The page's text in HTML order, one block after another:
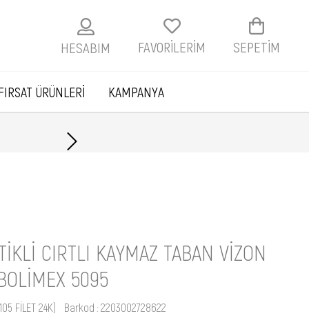
SEPETIM
FAVORİLERİM
HESABIM
ÜRÜNLERİ KAMPANYA
CIRTLI KAYMAZ TABAN VIZON
5095
FİLET 24K) Barkod : 2203002728622